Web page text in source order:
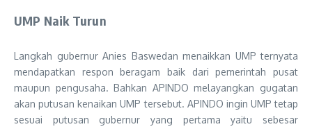
UMP Naik Turun
Langkah gubernur Anies Baswedan menaikkan UMP ternyata
mendapatkan respon beragam baik dari pemerintah pusat
maupun pengusaha. Bahkan APINDO melayangkan gugatan
akan putusan kenaikan UMP tersebut. APINDO ingin UMP tetap
sesuai putusan gubernur yang pertama yaitu sebesar